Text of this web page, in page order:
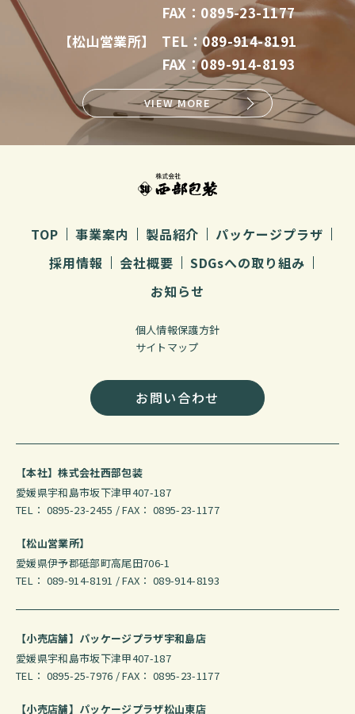
FAX：0895-23-1177
【松山営業所】
TEL：089-914-8191
FAX：089-914-8193
VIEW MORE
【本社】株式会社西部包装
愛媛県宇和島市坂下津甲407-187
TEL： 0895-23-2455 / FAX： 0895-23-1177
【松山営業所】
愛媛県伊予郡砥部町高尾田706-1
TEL： 089-914-8191 / FAX： 089-914-8193
【小売店舗】パッケージプラザ宇和島店
愛媛県宇和島市坂下津甲407-187
TEL： 0895-25-7976 / FAX： 0895-23-1177
【小売店舗】パッケージプラザ松山東店
TOP 事業案内 製品紹介
パッケージプラザ
採用情報
会社概要
SDGsへの取り組み
お知らせ
個人情報保護方針
サイトマップ
お問い合わせ